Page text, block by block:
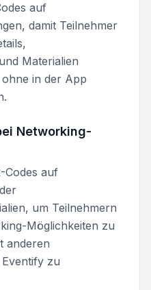
auf
damit Teilnehmer
Materialien
in der App
Networking-
Codes auf
um Teilnehmern
Möglichkeiten zu
anderen
zu